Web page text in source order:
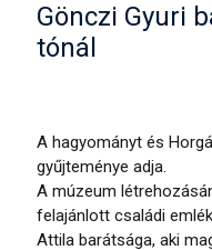
Gönczi Gyuri
tónál
A hagyományt és
gyűjteménye adja.
A múzeum
felajánlott családi
Attila barátsága, aki